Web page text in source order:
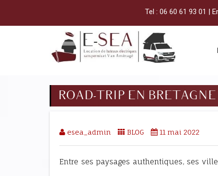
Tel :06 60 61 93 01 |
ROAD-TRIP EN
esea_admin BLOG 11 mai 2022
Entre ses paysages authentiques, ses